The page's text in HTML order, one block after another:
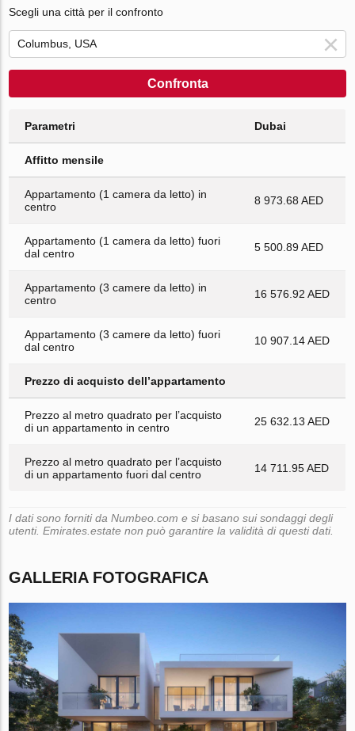
Scegli una città per il confronto
Confronta
Parametri Dubai
Affitto mensile
Appartamento (1 camera da letto) in
centro
8 973.68 AED
Appartamento (1 camera da letto) fuori
dal centro
5 500.89 AED
Appartamento (3 camere da letto) in
centro
16 576.92 AED
Appartamento (3 camere da letto) fuori
dal centro
10 907.14 AED
Prezzo di acquisto dell’appartamento
Prezzo al metro quadrato per l’acquisto
di un appartamento in centro
25 632.13 AED
Prezzo al metro quadrato per l’acquisto
di un appartamento fuori dal centro
14 711.95 AED
I dati sono forniti da Numbeo.com e si basano sui sondaggi degli
utenti. Emirates.estate non può garantire la validità di questi dati.
GALLERIA FOTOGRAFICA